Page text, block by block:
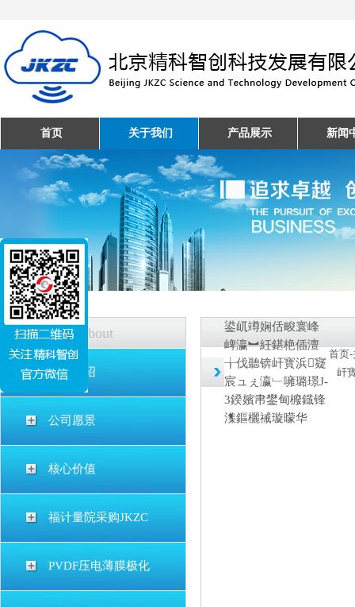
首页 关于我们 产品展示 新闻
关于我们 About
公司介绍
公司愿景
核心价值
福计量院采购JKZC
PVDF压电薄膜极化
鍙屼竴娴佸畯寰峰
崥瀛︼紝鍖栬偛澶
╁伐聽锛屽寳浜寲
宸ュぇ瀛﹂噰璐璟J-
3鍨嬪帇鐢甸櫠鐡锋
潗鏂欐祴璇曚华
首页-
屽